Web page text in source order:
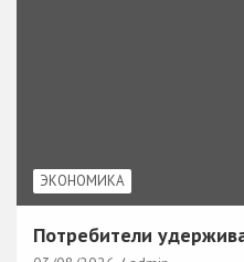
ЭКОНОМИКА
Потребители